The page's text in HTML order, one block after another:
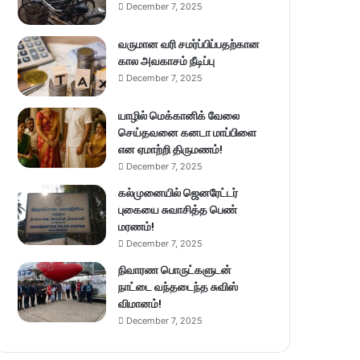
December 7, 2025
வருமான வரி சமர்ப்பிப்பதற்கான
கால அவகாசம் நீடிப்பு
December 7, 2025
யாழில் மெக்கானிக் வேலை
செய்தவனை கனடா மாப்பிளை
என ஏமாற்றி திருமணம்!
December 7, 2025
கல்முனையில் ஜெனரேட்டர்
புகையை சுவாசித்த பெண்
மரணம்!
December 7, 2025
நிவாரண பொருட்களுடன்
நாட்டை வந்தடைந்த சுவிஸ்
விமானம்!
December 7, 2025